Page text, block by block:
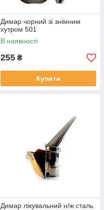
Димар чорний зі знімним
хутром 501
В наявності
255 ₴
Купити
Димар лікувальний н/ж сталь